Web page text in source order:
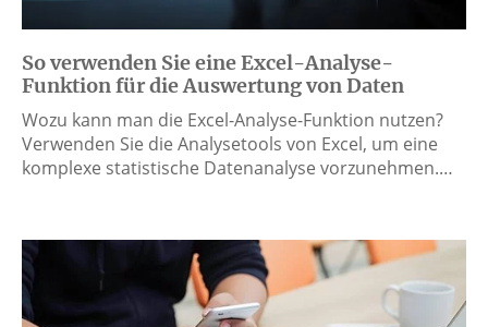
So verwenden Sie eine Excel-Analyse-
Funktion für die Auswertung von Daten
Wozu kann man die Excel-Analyse-Funktion nutzen?
Verwenden Sie die Analysetools von Excel, um eine
komplexe statistische Datenanalyse vorzunehmen.…